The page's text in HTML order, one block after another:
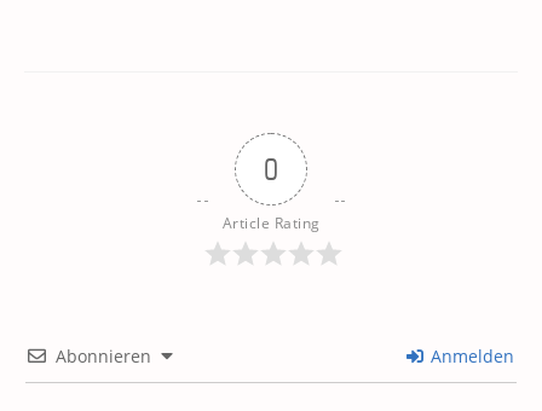
0
Article Rating
Abonnieren Anmelden